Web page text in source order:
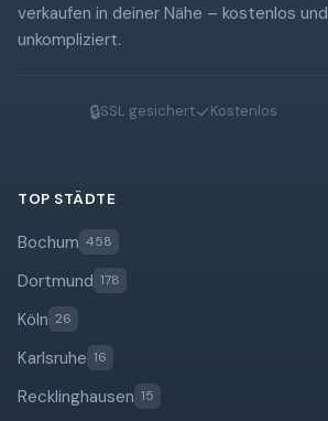
verkaufen in deiner Nähe – kostenlos und
unkompliziert.
🔒SSL gesichert✓Kostenlos
TOP STÄDTE
Bochum 458
Dortmund 178
Köln 26
Karlsruhe 16
Recklinghausen 15